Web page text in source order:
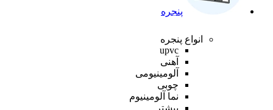
پنجره
انواع پنجره
upvc
آهنی
آلومینیومی
چوبی
نما آلومینیوم
بیشتر